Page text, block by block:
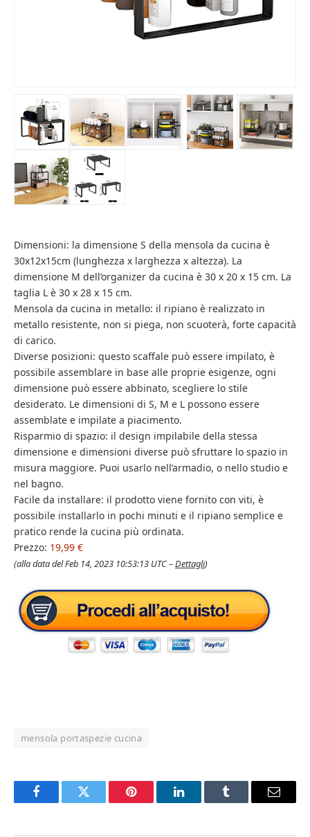
Dimensioni: la dimensione S della mensola da cucina è
30x12x15cm (lunghezza x larghezza x altezza). La
dimensione M dell’organizer da cucina è 30 x 20 x 15 cm. La
taglia L è 30 x 28 x 15 cm.
Mensola da cucina in metallo: il ripiano è realizzato in
metallo resistente, non si piega, non scuoterà, forte capacità
di carico.
Diverse posizioni: questo scaffale può essere impilato, è
possibile assemblare in base alle proprie esigenze, ogni
dimensione può essere abbinato, scegliere lo stile
desiderato. Le dimensioni di S, M e L possono essere
assemblate e impilate a piacimento.
Risparmio di spazio: il design impilabile della stessa
dimensione e dimensioni diverse può sfruttare lo spazio in
misura maggiore. Puoi usarlo nell’armadio, o nello studio e
nel bagno.
Facile da installare: il prodotto viene fornito con viti, è
possibile installarlo in pochi minuti e il ripiano semplice e
pratico rende la cucina più ordinata.
Prezzo: 19,99 €
(alla data del Feb 14, 2023 10:53:13 UTC –Dettagli)
mensola portaspezie cucina
FacebookTwitter Pinterest LinkedInTumblr Email